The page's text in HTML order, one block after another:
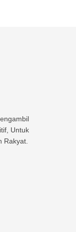
Untuk
Rakyat.